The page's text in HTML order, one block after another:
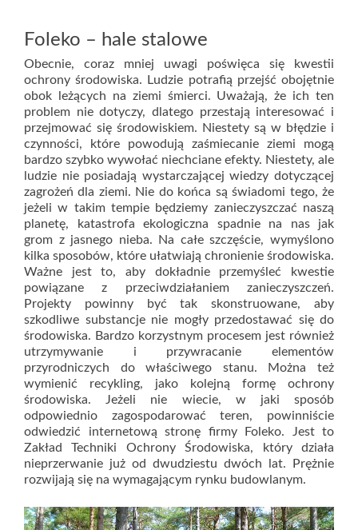
Foleko – hale stalowe
Obecnie, coraz mniej uwagi poświęca się kwestii
ochrony środowiska. Ludzie potrafią przejść obojętnie
obok leżących na ziemi śmierci. Uważają, że ich ten
problem nie dotyczy, dlatego przestają interesować i
przejmować się środowiskiem. Niestety są w błędzie i
czynności, które powodują zaśmiecanie ziemi mogą
bardzo szybko wywołać niechciane efekty. Niestety, ale
ludzie nie posiadają wystarczającej wiedzy dotyczącej
zagrożeń dla ziemi. Nie do końca są świadomi tego, że
jeżeli w takim tempie będziemy zanieczyszczać naszą
planetę, katastrofa ekologiczna spadnie na nas jak
grom z jasnego nieba. Na całe szczęście, wymyślono
kilka sposobów, które ułatwiają chronienie środowiska.
Ważne jest to, aby dokładnie przemyśleć kwestie
powiązane z przeciwdziałaniem zanieczyszczeń.
Projekty powinny być tak skonstruowane, aby
szkodliwe substancje nie mogły przedostawać się do
środowiska. Bardzo korzystnym procesem jest również
utrzymywanie i przywracanie elementów
przyrodniczych do właściwego stanu. Można też
wymienić recykling, jako kolejną formę ochrony
środowiska. Jeżeli nie wiecie, w jaki sposób
odpowiednio zagospodarować teren, powinniście
odwiedzić internetową stronę firmy Foleko. Jest to
Zakład Techniki Ochrony Środowiska, który działa
nieprzerwanie już od dwudziestu dwóch lat. Prężnie
rozwijają się na wymagającym rynku budowlanym.